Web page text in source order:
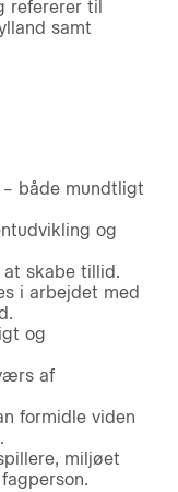
refererer til
samt
både mundtligt
og
skabe tillid.
i arbejdet med
og
af
formidle viden
miljøet